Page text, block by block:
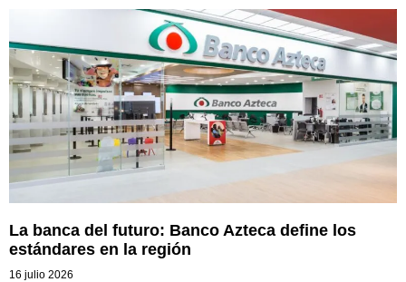
La banca del futuro: Banco Azteca define los
estándares en la región
16 julio 2026